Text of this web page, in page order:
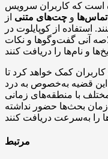
است که کاربران سرویس
تماس‌ها و چت‌های متنی از
استفاده از کوپایلوت در
آنی گفت‌وگوها و نکات
کمک خواهد کرد تا
این قضیه به‌خصوص به درد
با منطقه‌های زمانی
بحث‌ها حضور نداشته
مرتبط